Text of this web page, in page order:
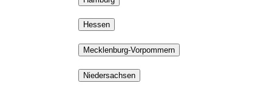
Hessen
Mecklenburg-Vorpommern
Niedersachsen